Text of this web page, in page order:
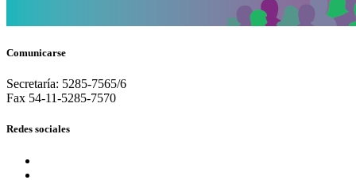
Comunicarse
Secretaría: 5285-7565/6
Fax 54-11-5285-7570
Redes sociales